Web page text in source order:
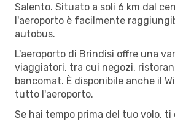
Salento. Situato a soli 6 km dal
l'aeroporto è facilmente
autobus.
L'aeroporto di Brindisi offre una
viaggiatori, tra cui negozi,
bancomat. È disponibile anche il
tutto l'aeroporto.
Se hai tempo prima del tuo volo, ti